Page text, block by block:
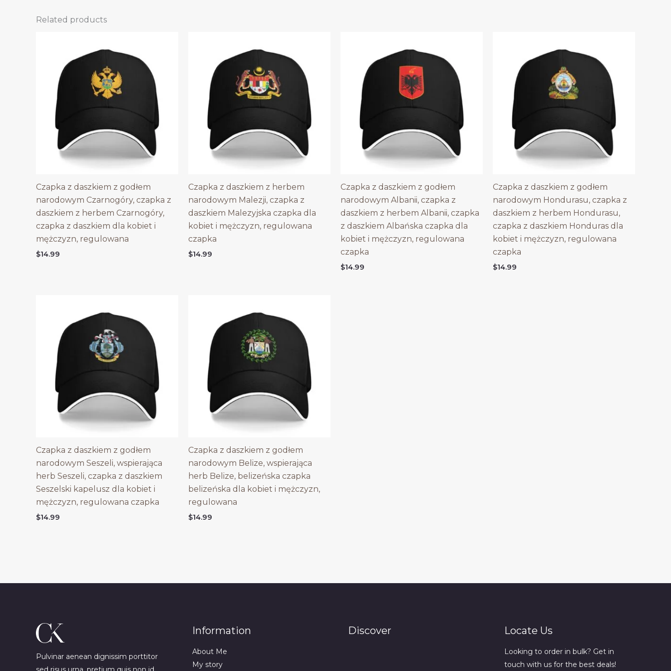
Related products
Czapka z daszkiem z godłem
narodowym Czarnogóry, czapka z
daszkiem z herbem Czarnogóry,
czapka z daszkiem dla kobiet i
mężczyzn, regulowana
$14.99
Czapka z daszkiem z herbem
narodowym Malezji, czapka z
daszkiem Malezyjska czapka dla
kobiet i mężczyzn, regulowana
czapka
$14.99
Czapka z daszkiem z godłem
narodowym Albanii, czapka z
daszkiem z herbem Albanii, czapka
z daszkiem Albańska czapka dla
kobiet i mężczyzn, regulowana
czapka
$14.99
Czapka z daszkiem z godłem
narodowym Hondurasu, czapka z
daszkiem z herbem Hondurasu,
czapka z daszkiem Honduras dla
kobiet i mężczyzn, regulowana
czapka
$14.99
Czapka z daszkiem z godłem
narodowym Seszeli, wspierająca
herb Seszeli, czapka z daszkiem
Seszelski kapelusz dla kobiet i
mężczyzn, regulowana czapka
$14.99
Czapka z daszkiem z godłem
narodowym Belize, wspierająca
herb Belize, belizeńska czapka
belizeńska dla kobiet i mężczyzn,
regulowana
$14.99
Pulvinar aenean dignissim porttitor
Information
About Me
My story
Discover Locate Us
Looking to order in bulk? Get in
touch with us for the best deals!